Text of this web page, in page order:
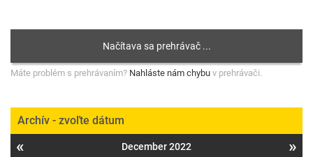
Máte problém s prehrávaním? Nahláste nám chybu v prehrávači.
Archív - zvoľte dátum
« December 2022 »